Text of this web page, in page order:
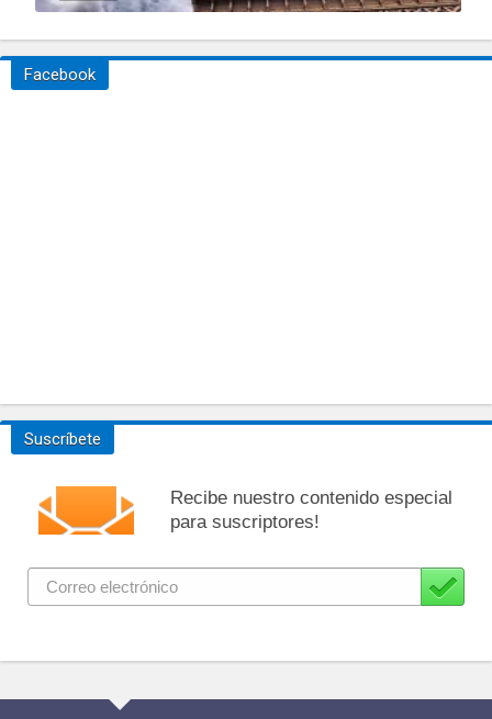
Facebook
Suscríbete
Recibe nuestro contenido especial
para suscriptores!